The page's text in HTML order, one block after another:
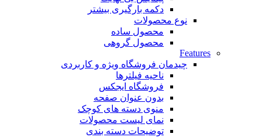
دکمه بارگیری بیشتر
نوع محصولات
محصول ساده
محصول گروهی
Features
چیدمان فروشگاه ویژه و کاربردی
ناحیه فیلترها
فروشگاه ایجکس
بدون عنوان صفحه
منوی دسته های کوچک
نمای لیست محصولات
توضیحات دسته بندی